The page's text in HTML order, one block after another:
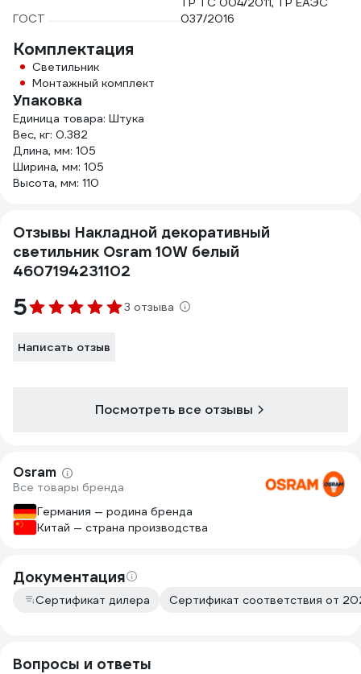
ГОСТ
037/2016
Комплектация
Светильник
Монтажный комплект
Упаковка
Единица товара: Штука
Вес, кг: 0.382
Длина, мм: 105
Ширина, мм: 105
Высота, мм: 110
Отзывы Накладной декоративный
светильник Osram 10W белый
4607194231102
5 3 отзыва
Написать отзыв
Посмотреть все отзывы
Osram
Все товары бренда
Германия — родина бренда
Китай — страна производства
Документация
Сертификат дилера Сертификат соответствия от
Вопросы и ответы